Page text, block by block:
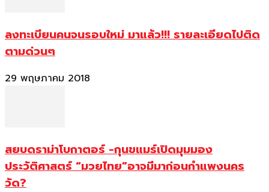
ลงทะเบียนคนจนรอบใหม่ มาแล้ว!!! รายละเอียดไปติด
ตามด่วนๆ
29 พฤษภาคม 2018
สยบดราม่าโบกาตอร์ -กุนขแมร์เปิดมุมมอง
ประวัติศาสตร์ “มวยไทย”อาจมีมาก่อนกำแพงนคร
วัด?